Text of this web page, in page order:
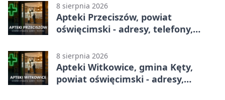
8 sierpnia 2026
Apteki Przeciszów, powiat
oświęcimski - adresy, telefony,
8 sierpnia 2026
Apteki Witkowice, gmina Kęty,
powiat oświęcimski - adresy,